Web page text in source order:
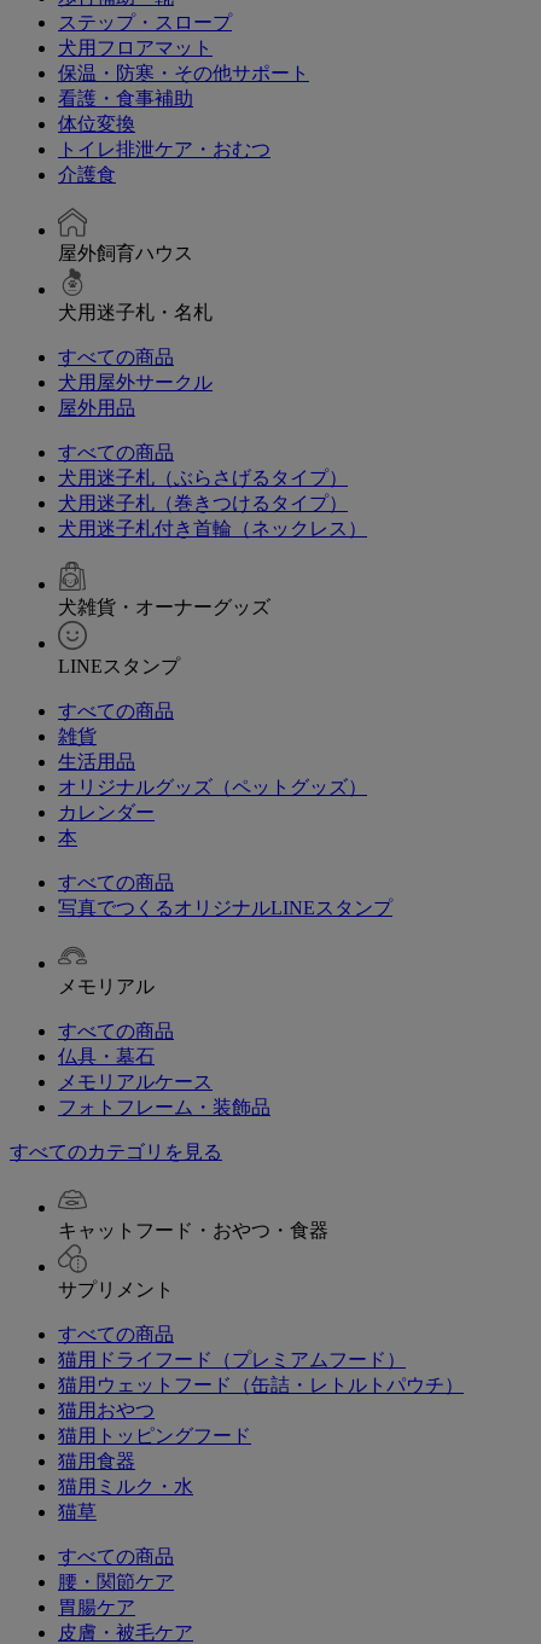
ステップ・スロープ
犬用フロアマット
保温・防寒・その他サポート
看護・食事補助
体位変換
トイレ排泄ケア・おむつ
介護食
屋外飼育ハウス
犬用迷子札・名札
すべての商品
犬用屋外サークル
屋外用品
すべての商品
犬用迷子札（ぶらさげるタイプ）
犬用迷子札（巻きつけるタイプ）
犬用迷子札付き首輪（ネックレス）
犬雑貨・オーナーグッズ
LINEスタンプ
すべての商品
雑貨
生活用品
オリジナルグッズ（ペットグッズ）
カレンダー
本
すべての商品
写真でつくるオリジナルLINEスタンプ
メモリアル
すべての商品
仏具・墓石
メモリアルケース
フォトフレーム・装飾品
すべてのカテゴリを見る
キャットフード・おやつ・食器
サプリメント
すべての商品
猫用ドライフード（プレミアムフード）
猫用ウェットフード（缶詰・レトルトパウチ）
猫用おやつ
猫用トッピングフード
猫用食器
猫用ミルク・水
猫草
すべての商品
腰・関節ケア
胃腸ケア
皮膚・被毛ケア